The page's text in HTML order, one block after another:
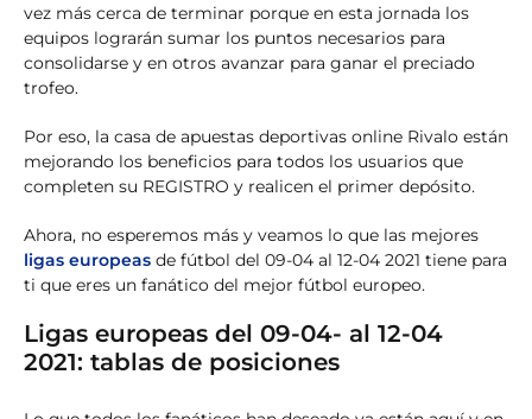
vez más cerca de terminar porque en esta jornada los
equipos lograrán sumar los puntos necesarios para
consolidarse y en otros avanzar para ganar el preciado
trofeo.
Por eso, la casa de apuestas deportivas online Rivalo están
mejorando los beneficios para todos los usuarios que
completen su REGISTRO y realicen el primer depósito.
Ahora, no esperemos más y veamos lo que las mejores
ligas europeas de fútbol del 09-04 al 12-04 2021 tiene para
ti que eres un fanático del mejor fútbol europeo.
Ligas europeas del 09-04- al 12-04
2021: tablas de posiciones